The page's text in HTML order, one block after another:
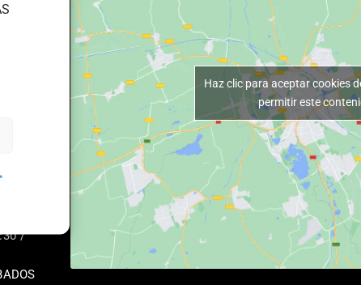
/ 17:00-
/
Haz clic para aceptar cookies
permitir este